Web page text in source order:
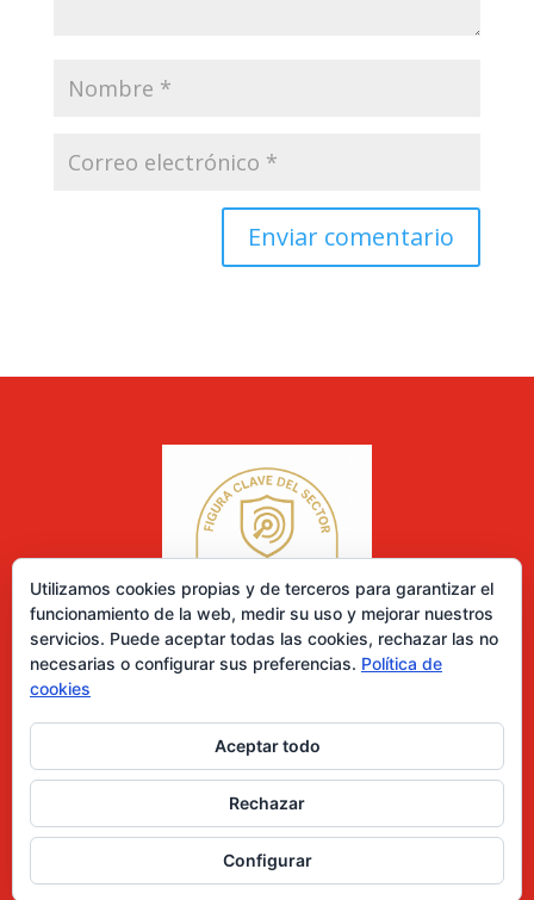
0 elementos
Desarrollado por Diseñador web para empresas
Utilizamos cookies propias y de terceros para garantizar el
funcionamiento de la web, medir su uso y mejorar nuestros
servicios. Puede aceptar todas las cookies, rechazar las no
necesarias o configurar sus preferencias. Política de
cookies
Aceptar todo
Rechazar
Configurar